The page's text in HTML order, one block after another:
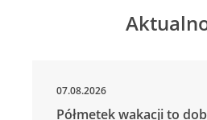
07.08.2026
Półmetek wakacji to